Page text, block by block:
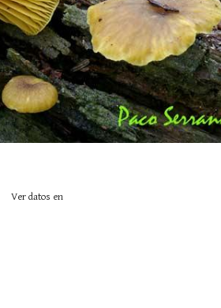
Ver datos en